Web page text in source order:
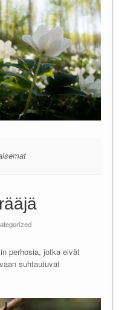
perhosia, jotka eivät
suhtautuvat